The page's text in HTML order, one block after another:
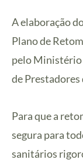
A elaboração
Plano de
pelo Ministério
de Prestadores
Para que a
segura para
sanitários